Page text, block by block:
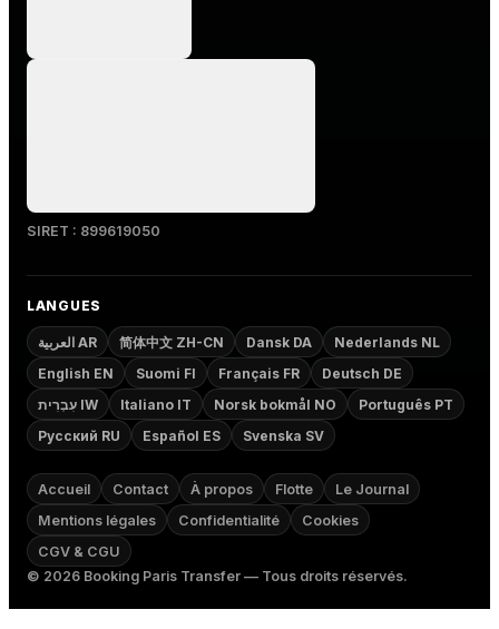
SIRET : 899619050
LANGUES
العربية AR 简体中文 ZH-CN Dansk DA
Nederlands NL
English EN
Suomi FI Français FR
Deutsch DE
עִבְרִית IW
Italiano IT Norsk bokmål NO
Português PT
Русский RU
Español ES Svenska SV
Accueil Contact À propos Flotte
Le Journal
Mentions légales
Confidentialité
Cookies
CGV & CGU
© 2026 Booking Paris Transfer — Tous droits réservés.